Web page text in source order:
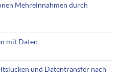
Mehreinnahmen durch
mit Daten
und Datentransfer nach